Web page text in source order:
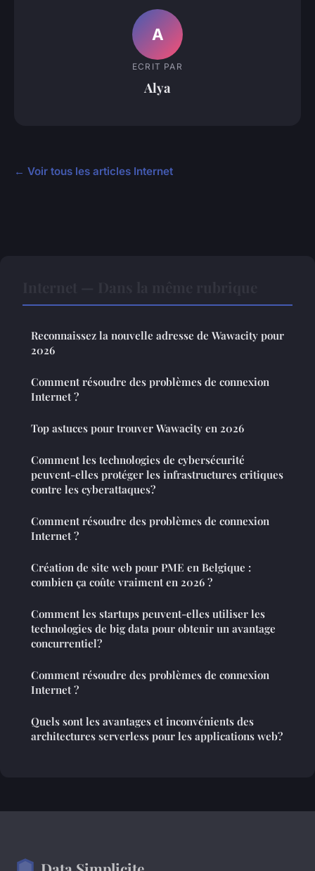
A
ECRIT PAR
Alya
← Voir tous les articles Internet
Reconnaissez la nouvelle adresse de Wawacity pour
2026
Comment résoudre des problèmes de connexion
Internet ?
Top astuces pour trouver Wawacity en 2026
Comment les technologies de cybersécurité
peuvent-elles protéger les infrastructures critiques
contre les cyberattaques?
Comment résoudre des problèmes de connexion
Internet ?
Création de site web pour PME en Belgique :
combien ça coûte vraiment en 2026 ?
Comment les startups peuvent-elles utiliser les
technologies de big data pour obtenir un avantage
concurrentiel?
Comment résoudre des problèmes de connexion
Internet ?
Quels sont les avantages et inconvénients des
architectures serverless pour les applications web?